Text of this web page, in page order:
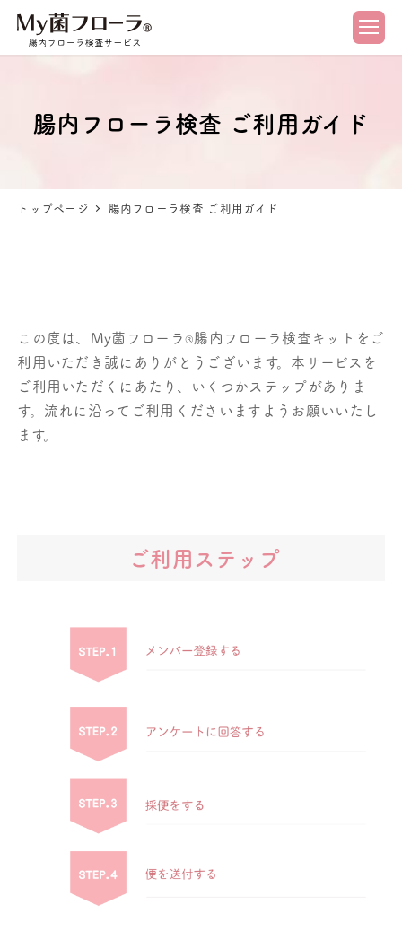
腸内フローラ検査 ご利用ガイド
トップページ 腸内フローラ検査 ご利用ガイド
この度は、My菌フローラ®︎腸内フローラ検査キットをご
利用いただき誠にありがとうございます。 本サービスを
ご利用いただくにあたり、いくつかステップがありま
す。 流れに沿ってご利用くださいますようお願いいたし
ます。
ご利用ステップ